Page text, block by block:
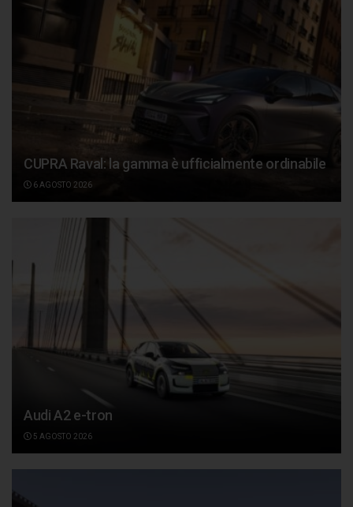
CUPRA Raval: la gamma è ufficialmente ordinabile
6 AGOSTO 2026
Audi A2 e-tron
5 AGOSTO 2026